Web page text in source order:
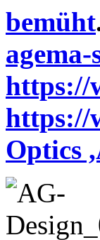
bemüht
https://
https://
Optics